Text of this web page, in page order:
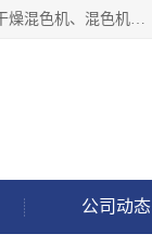
汕头经济特区震龙塑料机械有限公司专注于制造强力粉碎机、静音粉碎机、塑料粉碎机、强力塑料粉碎机、干燥混色机、混色机、冷水机、上料机等塑料辅助机械。
公司动态